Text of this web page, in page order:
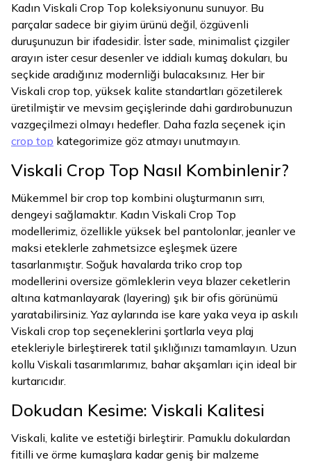
Kadın Viskali Crop Top koleksiyonunu sunuyor. Bu
parçalar sadece bir giyim ürünü değil, özgüvenli
duruşunuzun bir ifadesidir. İster sade, minimalist çizgiler
arayın ister cesur desenler ve iddialı kumaş dokuları, bu
seçkide aradığınız modernliği bulacaksınız. Her bir
Viskali crop top, yüksek kalite standartları gözetilerek
üretilmiştir ve mevsim geçişlerinde dahi gardırobunuzun
vazgeçilmezi olmayı hedefler. Daha fazla seçenek için
crop top kategorimize göz atmayı unutmayın.
Viskali Crop Top Nasıl Kombinlenir?
Mükemmel bir crop top kombini oluşturmanın sırrı,
dengeyi sağlamaktır. Kadın Viskali Crop Top
modellerimiz, özellikle yüksek bel pantolonlar, jeanler ve
maksi eteklerle zahmetsizce eşleşmek üzere
tasarlanmıştır. Soğuk havalarda triko crop top
modellerini oversize gömleklerin veya blazer ceketlerin
altına katmanlayarak (layering) şık bir ofis görünümü
yaratabilirsiniz. Yaz aylarında ise kare yaka veya ip askılı
Viskali crop top seçeneklerini şortlarla veya plaj
etekleriyle birleştirerek tatil şıklığınızı tamamlayın. Uzun
kollu Viskali tasarımlarımız, bahar akşamları için ideal bir
kurtarıcıdır.
Dokudan Kesime: Viskali Kalitesi
Viskali, kalite ve estetiği birleştirir. Pamuklu dokulardan
fitilli ve örme kumaşlara kadar geniş bir malzeme